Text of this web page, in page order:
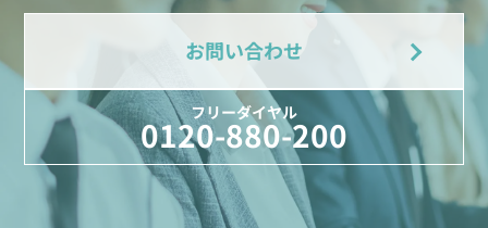
お問い合わせ
フリーダイヤル
0120-880-200